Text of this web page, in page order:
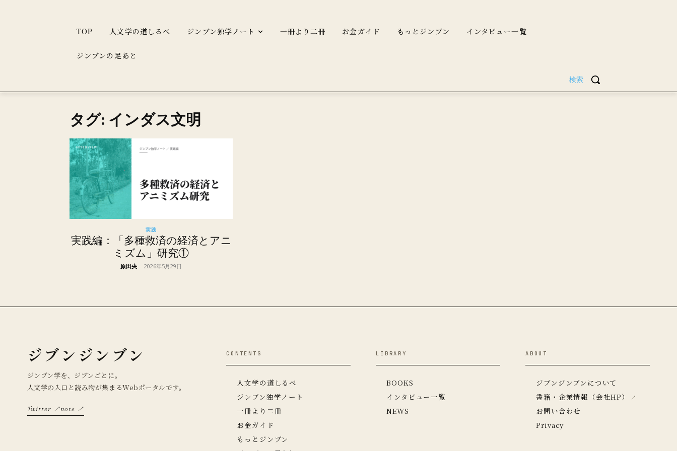
TOP 人文学の道しるべ ジンブン独学ノート 一冊より二冊 お金ガイド もっとジンブン インタビュー一覧
ジンブンの足あと
検索
タグ: インダス文明
実践
実践編：「多種救済の経済とアニ
ミズム」研究①
原田央 - 2026年5月29日
ジブンジンブン
ジンブン学を、ジブンごとに。
人文学の入口と読み物が集まるWebポータルです。
Twitter ↗note ↗
CONTENTS
人文学の道しるべ
ジンブン独学ノート
一冊より二冊
お金ガイド
もっとジンブン
LIBRARY
BOOKS
インタビュー一覧
NEWS
ABOUT
ジブンジンブンについて
書籍・企業情報（会社HP）
お問い合わせ
Privacy